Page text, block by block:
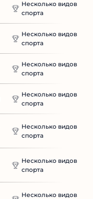
Несколько видов
спорта
Несколько видов
спорта
Несколько видов
спорта
Несколько видов
спорта
Несколько видов
спорта
Несколько видов
спорта
Несколько видов